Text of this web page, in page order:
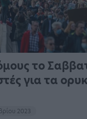
το
για τα
2023